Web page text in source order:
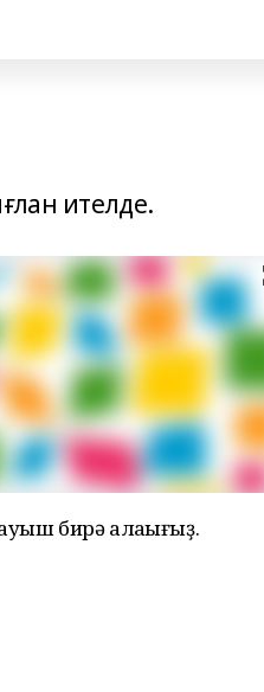
ителде.
бирә алаһығыҙ.